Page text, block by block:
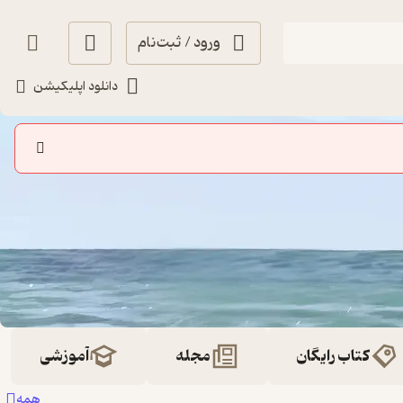
ورود / ثبت‌نام
دانلود اپلیکیشن
کتاب رایگان مجله آموزشی